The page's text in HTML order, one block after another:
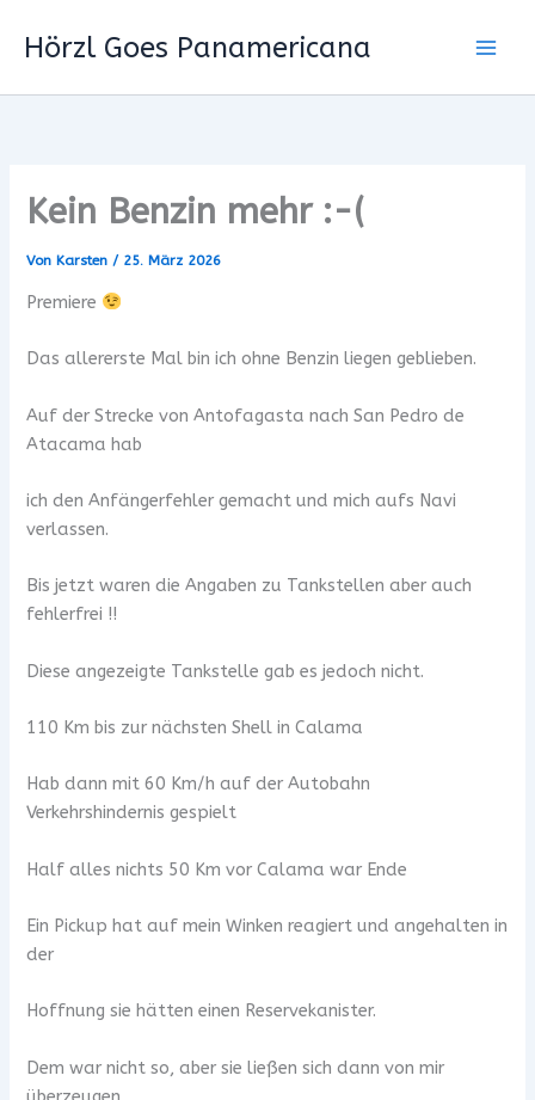
InhaltHörzl Goes Panamericana
Kein Benzin mehr :-(
Von Karsten/ 25. März 2026
Premiere
Das allererste Mal bin ich ohne Benzin liegen geblieben.
Auf der Strecke von Antofagasta nach San Pedro de
Atacama hab
ich den Anfängerfehler gemacht und mich aufs Navi
verlassen.
Bis jetzt waren die Angaben zu Tankstellen aber auch
fehlerfrei !!
Diese angezeigte Tankstelle gab es jedoch nicht.
110 Km bis zur nächsten Shell in Calama
Hab dann mit 60 Km/h auf der Autobahn
Verkehrshindernis gespielt
Half alles nichts 50 Km vor Calama war Ende
Ein Pickup hat auf mein Winken reagiert und angehalten in
der
Hoffnung sie hätten einen Reservekanister.
Dem war nicht so, aber sie ließen sich dann von mir